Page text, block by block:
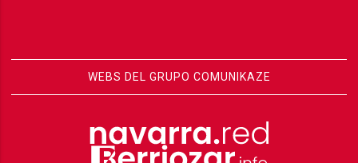
WEBS DEL GRUPO COMUNIKAZE